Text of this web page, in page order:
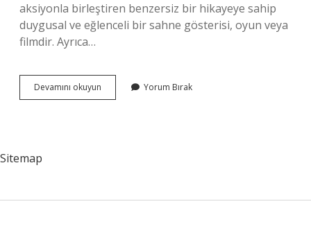
aksiyonla birleştiren benzersiz bir hikayeye sahip
duygusal ve eğlenceli bir sahne gösterisi, oyun veya
filmdir. Ayrıca…
Devamını okuyun
Müzikli
Yorum Bırak
Sitemap